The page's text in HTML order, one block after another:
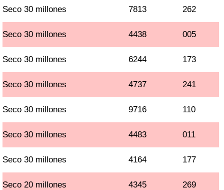
Seco 30 millones 7813 262
Seco 30 millones 4438 005
Seco 30 millones 6244 173
Seco 30 millones 4737 241
Seco 30 millones 9716 110
Seco 30 millones 4483 011
Seco 30 millones 4164 177
Seco 20 millones 4345 269